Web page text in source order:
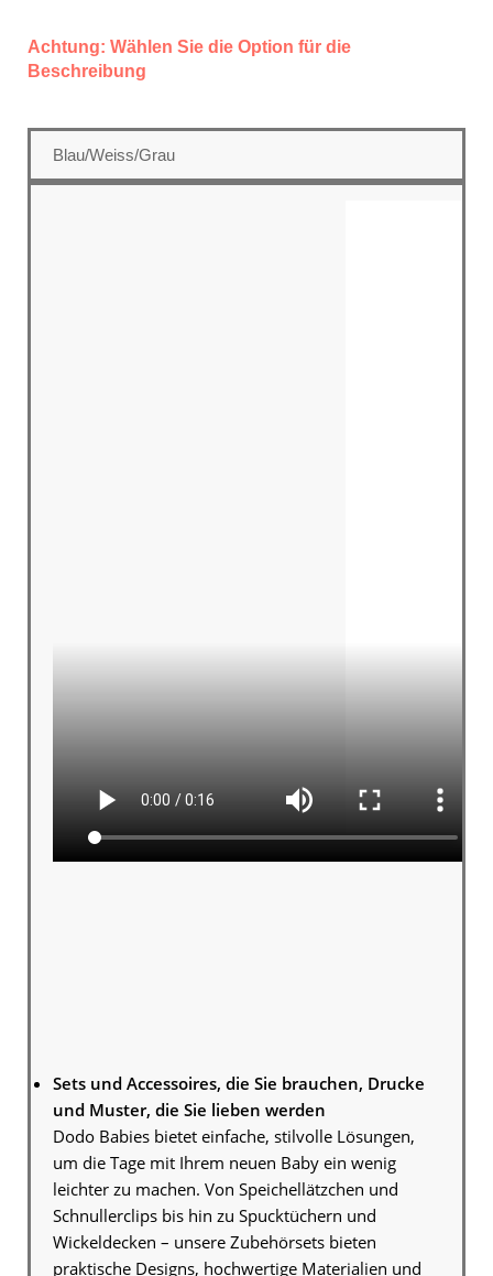
Achtung: Wählen Sie die Option für die
Beschreibung
Blau/Weiss/Grau
Sets und Accessoires, die Sie brauchen, Drucke
und Muster, die Sie lieben werden
Dodo Babies bietet einfache, stilvolle Lösungen,
um die Tage mit Ihrem neuen Baby ein wenig
leichter zu machen. Von Speichellätzchen und
Schnullerclips bis hin zu Spucktüchern und
Wickeldecken – unsere Zubehörsets bieten
praktische Designs, hochwertige Materialien und